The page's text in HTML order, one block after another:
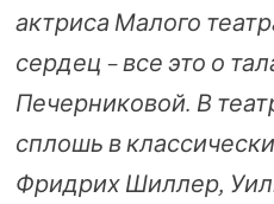
актриса Малого
сердец – все это о
Печерниковой. В
сплошь в
Фридрих Шиллер,